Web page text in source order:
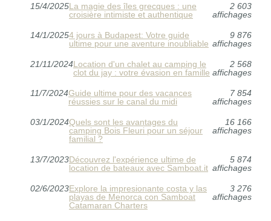
15/4/2025La magie des îles grecques : une
croisière intimiste et authentique
2 603
affichages
14/1/20254 jours à Budapest: Votre guide
ultime pour une aventure inoubliable
9 876
affichages
21/11/2024Location d'un chalet au camping le
clot du jay : votre évasion en famille
2 568
affichages
11/7/2024Guide ultime pour des vacances
réussies sur le canal du midi
7 854
affichages
03/1/2024Quels sont les avantages du
camping Bois Fleuri pour un séjour
familial ?
16 166
affichages
13/7/2023Découvrez l'expérience ultime de
location de bateaux avec Samboat.it
5 874
affichages
02/6/2023Explore la impresionante costa y las
playas de Menorca con Samboat
Catamaran Charters
3 276
affichages